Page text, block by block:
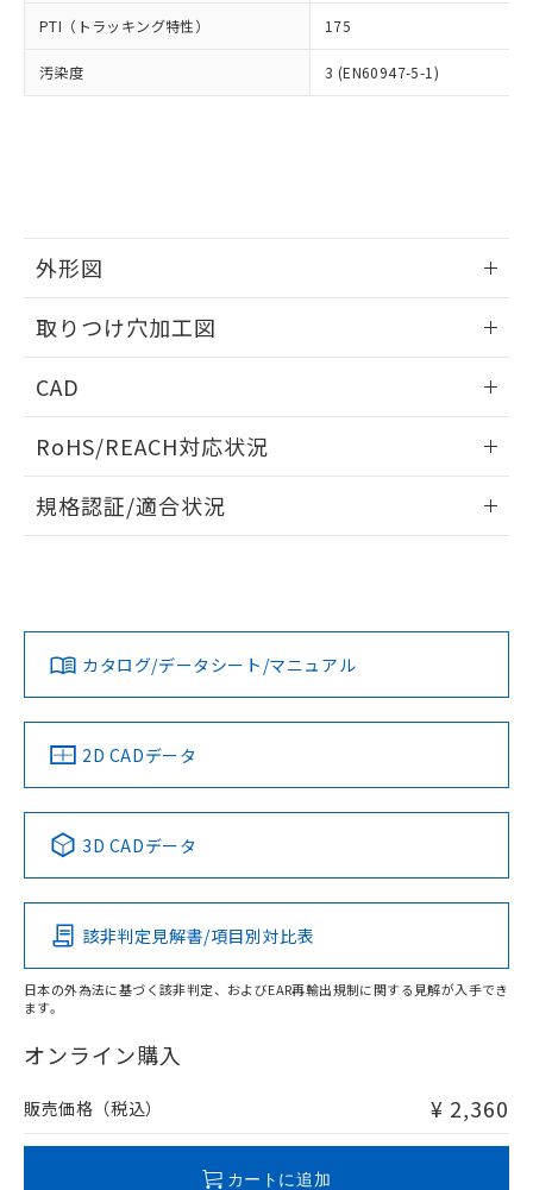
PTI（トラッキング特性） 175
汚染度 3 (EN60947-5-1)
外形図
取りつけ穴加工図
CAD
ドすることができます。
ログイン/会員登録
ダウンロードデータをご利用いただく前に、以下を必ずお読
みください。
ソフトウェアの使用条件
RoHS/REACH対応状況
EU RoHS 注意事項・凡例
対応済み
中国 RoHS 注意事項・凡例
Pb Hg Cd Cr(VI)
O
在庫等で未対応品が混在する可能性があります。
問い合わせください。
規格認証/適合状況
LR型式承認
（イギリス
船舶規格）
DNV型式承認
（ノルウェー
BV型式承認
（フランス
KR型式
（韓国
No No No No
この製品の規格認証/適合状況ページへ
その他の認証はこちらのページからご検索ください
カタログ/データシート/マニュアル
2D CADデータ
3D CADデータ
該非判定見解書/項目別対比表
日本の外為法に基づく該非判定、およびEAR再輸出規制に関する見解が入手でき
ます。
オンライン購入
販売価格（税込） ¥ 2,360
カートに追加
※当社の共同利用者とは、"個人情報
の「1.共同利
用者の範囲」に記載されている法人を
EU RoHS指令（10物質）の非含有証明書
51物質の非含有証明書（当社基準）
※本証明書は発行日時点で非含有を証明す
るもので、過去に遡って非含有を証明する
していることから、特段のことがない限
り、2022年1月12日より割愛しておりま
す。